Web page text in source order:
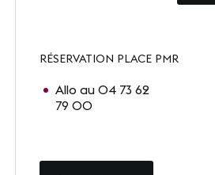
INFORMATIONS PRATIQUES
Accès
RÉSERVATION PLACE PMR
Allo au 04 73 62
79 00